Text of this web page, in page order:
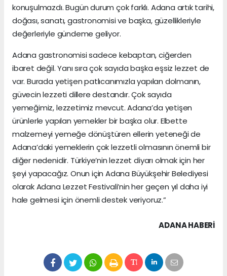
konuşulmazdı. Bugün durum çok farklı. Adana artık tarihi,
doğası, sanatı, gastronomisi ve başka, güzellikleriyle
değerleriyle gündeme geliyor.
Adana gastronomisi sadece kebaptan, ciğerden
ibaret değil. Yanı sıra çok sayıda başka eşsiz lezzet de
var. Burada yetişen patlıcanımızla yapılan dolmanın,
güvecin lezzeti dillere destandır. Çok sayıda
yemeğimiz, lezzetimiz mevcut. Adana’da yetişen
ürünlerle yapılan yemekler bir başka olur. Elbette
malzemeyi yemeğe dönüştüren ellerin yeteneği de
Adana’daki yemeklerin çok lezzetli olmasının önemli bir
diğer nedenidir. Türkiye’nin lezzet diyarı olmak için her
şeyi yapacağız. Onun için Adana Büyükşehir Belediyesi
olarak Adana Lezzet Festivali’nin her geçen yıl daha iyi
hale gelmesi için önemli destek veriyoruz.”
ADANA HABERİ